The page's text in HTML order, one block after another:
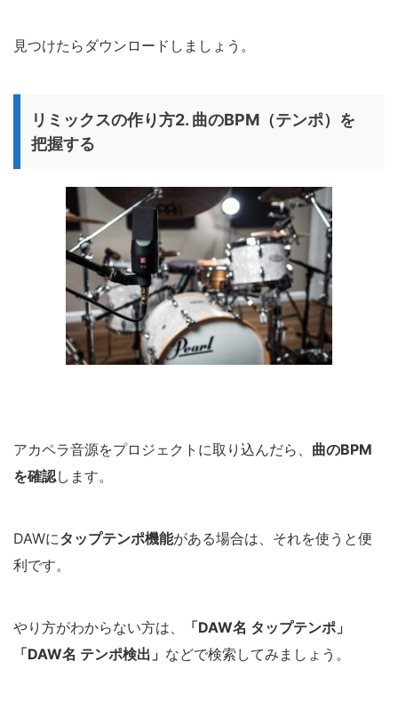
見つけたらダウンロードしましょう。
リミックスの作り方2. 曲のBPM（テンポ）を
把握する
アカペラ音源をプロジェクトに取り込んだら、 曲のBPM
を確認します。
DAWにタップテンポ機能がある場合は、それを使うと便
利です。
やり方がわからない方は、
「DAW名 タップテンポ」
「DAW名 テンポ検出」 などで検索してみましょう。